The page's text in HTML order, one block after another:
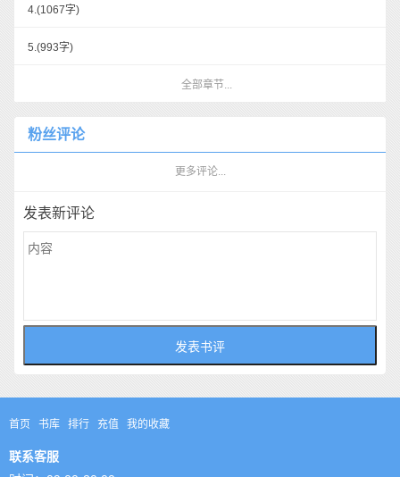
4.(1067字)
5.(993字)
全部章节...
粉丝评论
更多评论...
发表新评论
首页 书库 排行 充值 我的收藏
联系客服